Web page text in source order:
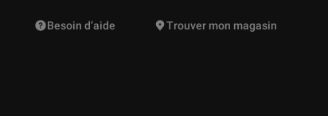
Des suggestions de produits vont vous être proposées
Besoin d’aide Trouver mon magasin